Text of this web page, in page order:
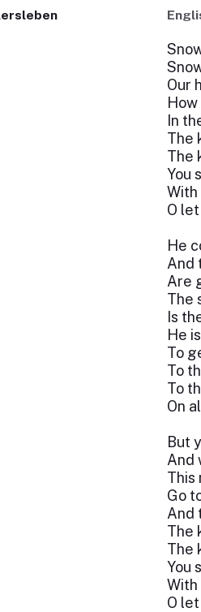
Our
In
The
The
You
With
O
He
And
Are
The
Is
He
To
To
To
On
But
And
This
Go
And
The
The
You
With
O